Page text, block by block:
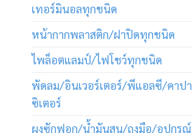
เทอร์มินอลทุกชนิด
หน้ากากพลาสติก/ฝาปิดทุกชนิด
ไพล็อตแลมป์/ไฟโชว์ทุกชนิด
พัดลม/อินเวอร์เตอร์/พีแอลซี/คาปา
ซิเตอร์
ผงซักฟอก/น้ำมันสน/ถุงมือ/อุปกรณ์